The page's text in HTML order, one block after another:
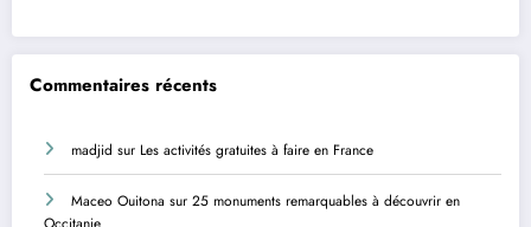
Commentaires récents
madjid sur Les activités gratuites à faire en France
Maceo Ouitona sur 25 monuments remarquables à découvrir en